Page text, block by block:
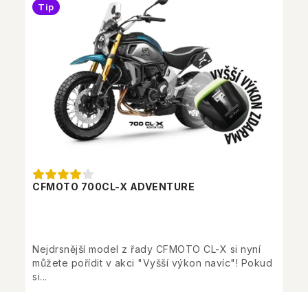
CFMOTO 700CL-X ADVENTURE
Tip
Nejdrsnější model z řady CFMOTO CL-X si nyní
můžete pořídit v akci "Vyšší výkon navíc"! Pokud
si...